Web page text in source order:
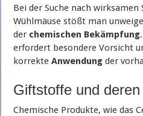
Bei der Suche nach
Wühlmäuse stößt man
der chemischen Bekämpfung
erfordert besondere Vorsicht
korrekteAnwendung der
Giftstoffe und
Chemische Produkte, wie das